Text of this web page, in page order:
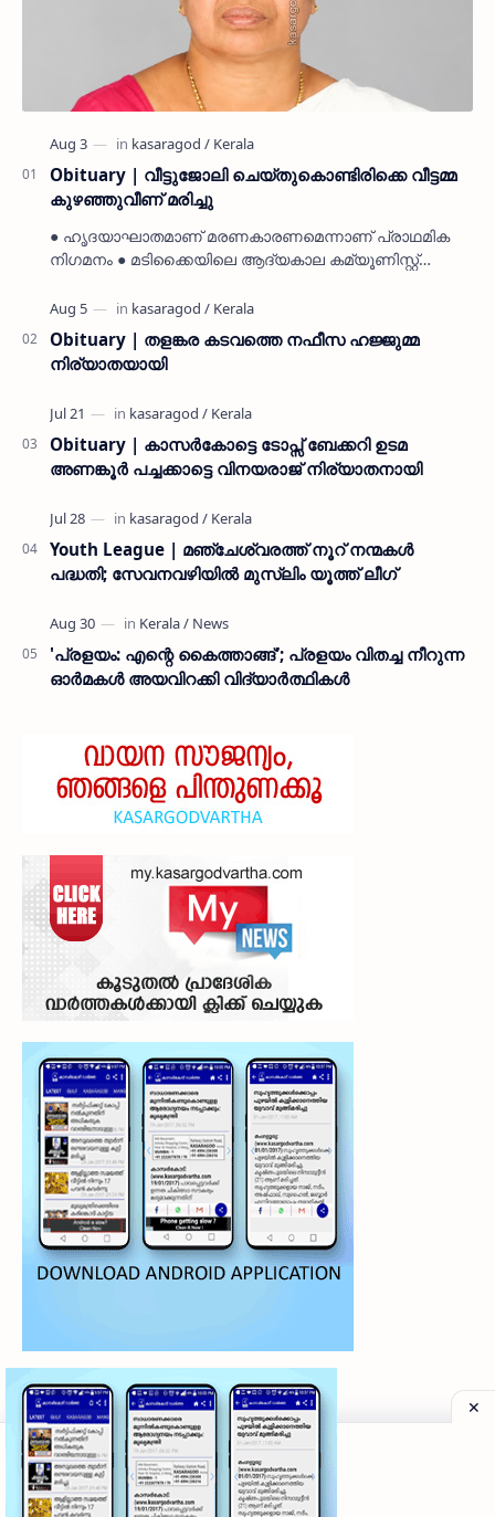
Obituary | വീട്ടുജോലി ചെയ്തുകൊണ്ടിരിക്കെ വീട്ടമ്മ
കുഴഞ്ഞുവീണ് മരിച്ചു
● ഹൃദയാഘാതമാണ് മരണകാരണമെന്നാണ് പ്രാഥമിക
നിഗമനം ● മടിക്കൈയിലെ ആദ്യകാല കമ്യൂണിസ്റ്റ്
മകളാണ് ● വിവരമറിഞ്ഞ് ജനപ്ര…
Obituary | തളങ്കര കടവത്തെ നഫീസ ഹജ്ജുമ്മ
നിര്യാതയായി
Obituary | കാസർകോട്ടെ ടോപ്സ് ബേക്കറി ഉടമ
അണങ്കൂർ പച്ചക്കാട്ടെ വിനയരാജ് നിര്യാതനായി
Youth League | മഞ്ചേശ്വരത്ത് നൂറ് നന്മകൾ
പദ്ധതി; സേവനവഴിയിൽ മുസ്ലിം യൂത്ത് ലീഗ്
'പ്രളയം: എന്റെ കൈത്താങ്ങ്'; പ്രളയം വിതച്ച നീറുന്ന
ഓര്‍മകള്‍ അയവിറക്കി വിദ്യാര്‍ത്ഥികള്‍
©2026‧My Kasaragod Vartha | LATEST KASARAGOD